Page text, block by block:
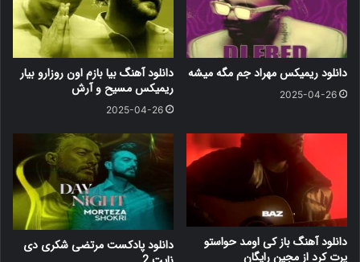
دانلود ریمیکس مهراد جم مگه میشه
2025-04-26
دانلود آهنگ بیا بازم اون روزارو بیار
ریمیکس مسیح و آرش
2025-04-26
دانلود آهنگ باز کی اومد حواستو
پرت کرد از مجین رایگان
دانلود پادکست مرتضی شکری دی